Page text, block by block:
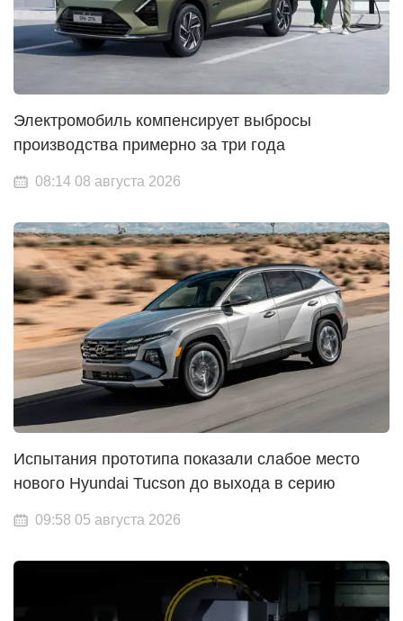
Электромобиль компенсирует выбросы
производства примерно за три года
08:14 08 августа 2026
Испытания прототипа показали слабое место
нового Hyundai Tucson до выхода в серию
09:58 05 августа 2026